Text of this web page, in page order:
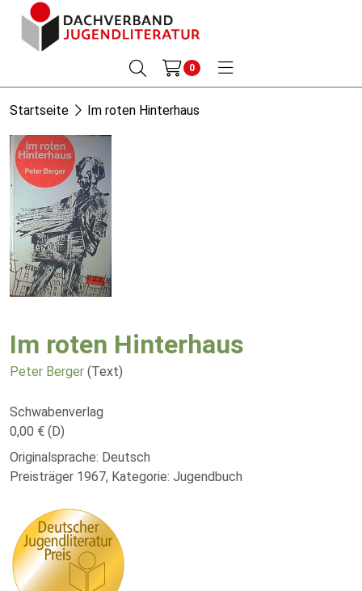
0
Startseite Im roten Hinterhaus
Im roten Hinterhaus
Peter Berger (Text)
Schwabenverlag
0,00 € (D)
Originalsprache: Deutsch
Preisträger 1967, Kategorie: Jugendbuch